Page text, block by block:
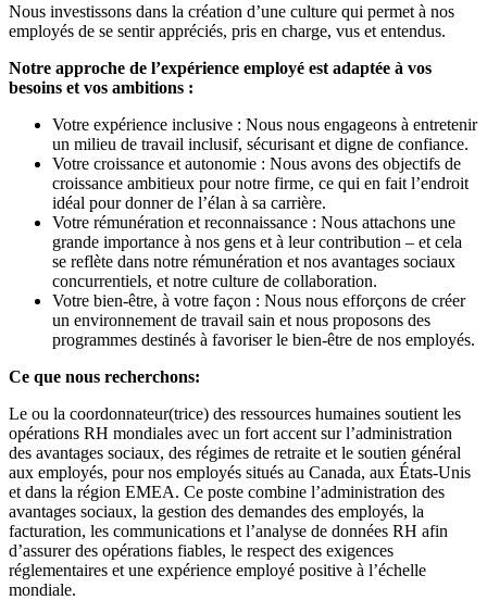
Nous investissons dans la création d’une culture qui permet à nos
employés de se sentir appréciés, pris en charge, vus et entendus.
Notre approche de l’expérience employé est adaptée à vos
besoins et vos ambitions :
Votre expérience inclusive : Nous nous engageons à entretenir
un milieu de travail inclusif, sécurisant et digne de confiance.
Votre croissance et autonomie : Nous avons des objectifs de
croissance ambitieux pour notre firme, ce qui en fait l’endroit
idéal pour donner de l’élan à sa carrière.
Votre rémunération et reconnaissance : Nous attachons une
grande importance à nos gens et à leur contribution – et cela
se reflète dans notre rémunération et nos avantages sociaux
concurrentiels, et notre culture de collaboration.
Votre bien-être, à votre façon : Nous nous efforçons de créer
un environnement de travail sain et nous proposons des
programmes destinés à favoriser le bien-être de nos employés.
Ce que nous recherchons:
Le ou la coordonnateur(trice) des ressources humaines soutient les
opérations RH mondiales avec un fort accent sur l’administration
des avantages sociaux, des régimes de retraite et le soutien général
aux employés, pour nos employés situés au Canada, aux États‑Unis
et dans la région EMEA. Ce poste combine l’administration des
avantages sociaux, la gestion des demandes des employés, la
facturation, les communications et l’analyse de données RH afin
d’assurer des opérations fiables, le respect des exigences
réglementaires et une expérience employé positive à l’échelle
mondiale.